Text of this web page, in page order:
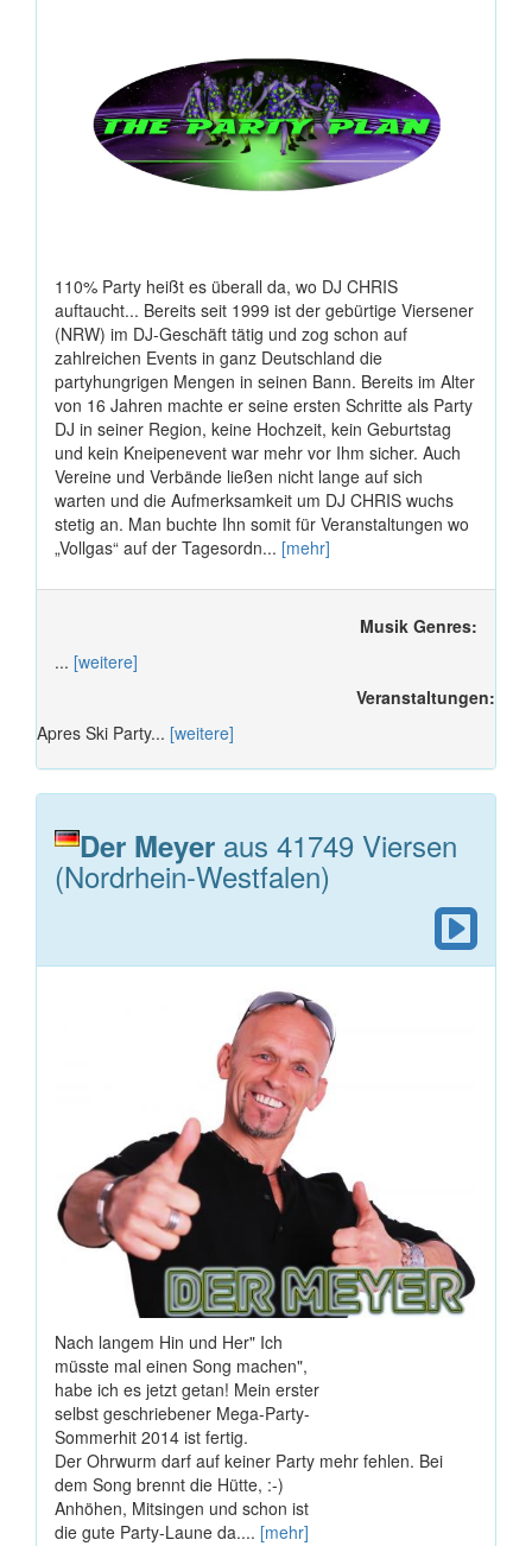
110% Party heißt es überall da, wo DJ CHRIS
auftaucht... Bereits seit 1999 ist der gebürtige Viersener
(NRW) im DJ-Geschäft tätig und zog schon auf
zahlreichen Events in ganz Deutschland die
partyhungrigen Mengen in seinen Bann. Bereits im Alter
von 16 Jahren machte er seine ersten Schritte als Party
DJ in seiner Region, keine Hochzeit, kein Geburtstag
und kein Kneipenevent war mehr vor Ihm sicher. Auch
Vereine und Verbände ließen nicht lange auf sich
warten und die Aufmerksamkeit um DJ CHRIS wuchs
stetig an. Man buchte Ihn somit für Veranstaltungen wo
„Vollgas“ auf der Tagesordn... [mehr]
Musik Genres:
... [weitere]
Veranstaltungen:
Apres Ski Party... [weitere]
Der Meyer aus 41749 Viersen
(Nordrhein-Westfalen)
Nach langem Hin und Her" Ich
müsste mal einen Song machen",
habe ich es jetzt getan! Mein erster
selbst geschriebener Mega-Party-
Sommerhit 2014 ist fertig.
Der Ohrwurm darf auf keiner Party mehr fehlen. Bei
dem Song brennt die Hütte, :-)
Anhöhen, Mitsingen und schon ist
die gute Party-Laune da.... [mehr]